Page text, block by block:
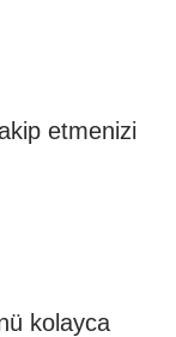
etmenizi
kolayca